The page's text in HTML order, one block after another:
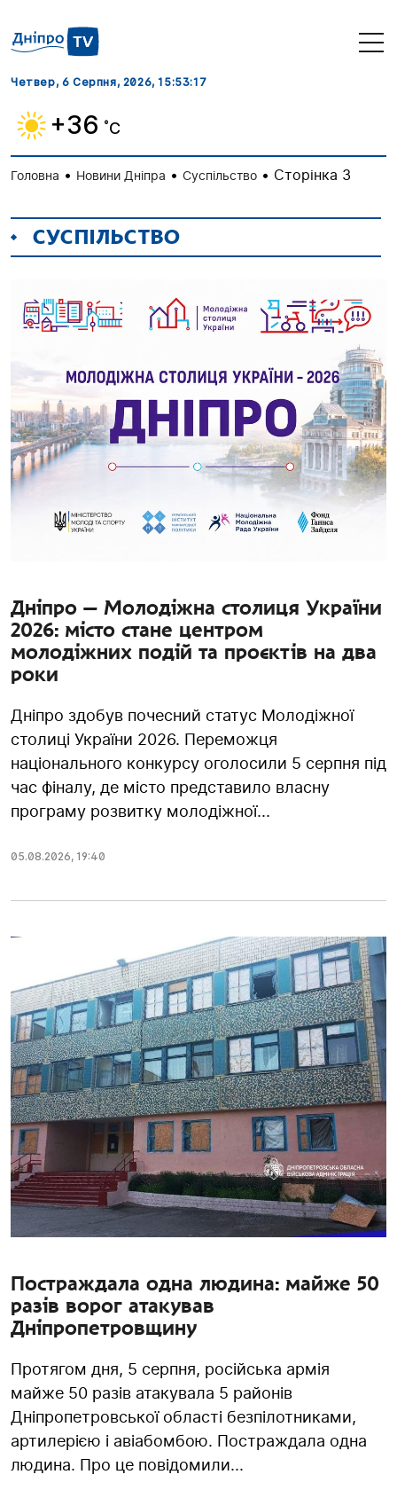
Четвер, 6 Серпня, 2026, 15:53:18
+36 ˚C
Головна • Новини Дніпра • Суспільство • Сторінка 3
СУСПІЛЬСТВО
Дніпро — Молодіжна столиця України
2026: місто стане центром
молодіжних подій та проєктів на два
роки
Дніпро здобув почесний статус Молодіжної
столиці України 2026. Переможця
національного конкурсу оголосили 5 серпня під
час фіналу, де місто представило власну
програму розвитку молодіжної...
05.08.2026, 19:40
Постраждала одна людина: майже 50
разів ворог атакував
Дніпропетровщину
Протягом дня, 5 серпня, російська армія
майже 50 разів атакувала 5 районів
Дніпропетровської області безпілотниками,
артилерією і авіабомбою. Постраждала одна
людина. Про це повідомили...